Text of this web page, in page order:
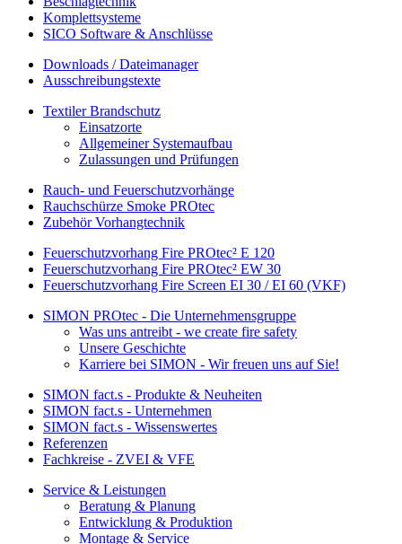
Komplettsysteme
SICO Software & Anschlüsse
Downloads / Dateimanager
Ausschreibungstexte
Textiler Brandschutz
Einsatzorte
Allgemeiner Systemaufbau
Zulassungen und Prüfungen
Rauch- und Feuerschutzvorhänge
Rauchschürze Smoke PROtec
Zubehör Vorhangtechnik
Feuerschutzvorhang Fire PROtec² E 120
Feuerschutzvorhang Fire PROtec² EW 30
Feuerschutzvorhang Fire Screen EI 30 / EI 60 (VKF)
SIMON PROtec - Die Unternehmensgruppe
Was uns antreibt - we create fire safety
Unsere Geschichte
Karriere bei SIMON - Wir freuen uns auf Sie!
SIMON fact.s - Produkte & Neuheiten
SIMON fact.s - Unternehmen
SIMON fact.s - Wissenswertes
Referenzen
Fachkreise - ZVEI & VFE
Service & Leistungen
Beratung & Planung
Entwicklung & Produktion
Montage & Service